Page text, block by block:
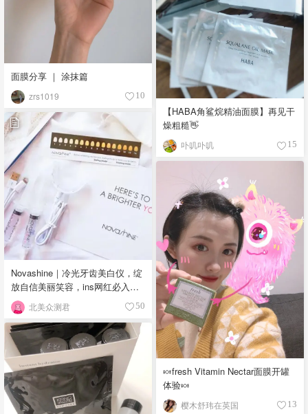
面膜分享 ｜ 涂抹篇
zrs1019 10
【HABA角鲨烷精油面膜】再见干
燥粗糙👋
卟叽卟叽 15
Novashine｜冷光牙齿美白仪，绽
放自信美丽笑容，ins网红必入神
器
北美众测君 50
🍬fresh Vitamin Nectar面膜开罐
体验🍬
樱木舒玮在英国 13